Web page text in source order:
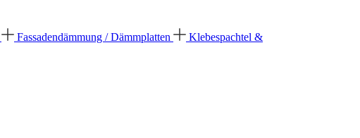
Fassadendämmung / Dämmplatten
Klebespachtel &